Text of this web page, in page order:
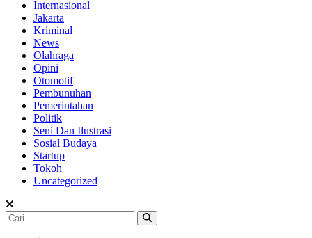
Internasional
Jakarta
Kriminal
News
Olahraga
Opini
Otomotif
Pembunuhan
Pemerintahan
Politik
Seni Dan Ilustrasi
Sosial Budaya
Startup
Tokoh
Uncategorized